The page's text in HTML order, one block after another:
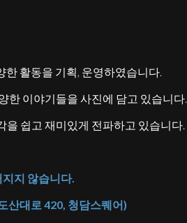
활동을 기획, 운영하였습니다.
한 이야기들을 사진에 담고 있습니다.
을 쉽고 재미있게 전파하고 있습니다.
지 않습니다.
도산대로 420, 청담스퀘어)